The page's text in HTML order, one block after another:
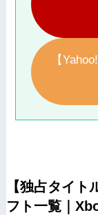
【
【独占タイ
フト一覧｜